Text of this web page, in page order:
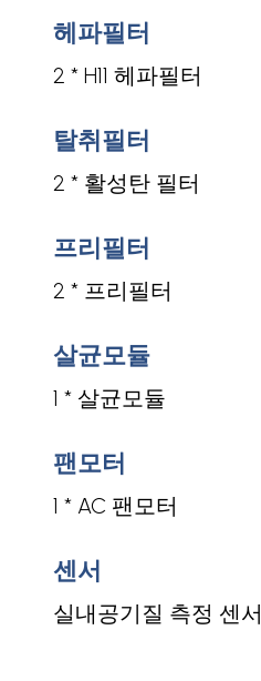
헤파필터
2 * H11 헤파필터
탈취필터
2 * 활성탄 필터
프리필터
2 * 프리필터
살균모듈
1 * 살균모듈
팬모터
1 * AC 팬모터
센서
실내공기질 측정 센서